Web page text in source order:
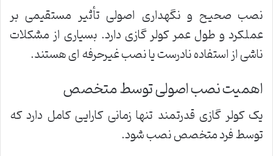
نصب صحیح و نگهداری اصولی تأثیر مستقیمی بر
عملکرد و طول عمر کولر گازی دارد. بسیاری از مشکلات
ناشی از استفاده نادرست یا نصب غیرحرفه ای هستند.
اهمیت نصب اصولی توسط متخصص
یک کولر گازی قدرتمند تنها زمانی کارایی کامل دارد که
توسط فرد متخصص نصب شود.